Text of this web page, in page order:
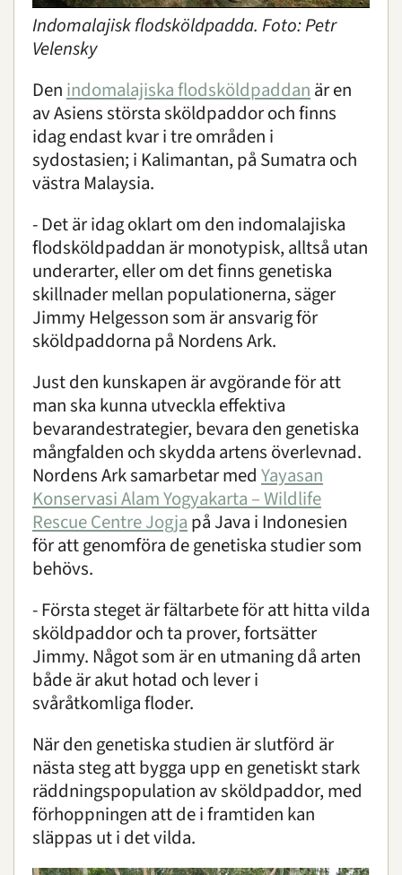
Indomalajisk flodsköldpadda. Foto: Petr
Velensky
Den indomalajiska flodsköldpaddan är en
av Asiens största sköldpaddor och finns
idag endast kvar i tre områden i
sydostasien; i Kalimantan, på Sumatra och
västra Malaysia.
- Det är idag oklart om den indomalajiska
flodsköldpaddan är monotypisk, alltså utan
underarter, eller om det finns genetiska
skillnader mellan populationerna, säger
Jimmy Helgesson som är ansvarig för
sköldpaddorna på Nordens Ark.
Just den kunskapen är avgörande för att
man ska kunna utveckla effektiva
bevarandestrategier, bevara den genetiska
mångfalden och skydda artens överlevnad.
Nordens Ark samarbetar med Yayasan
Konservasi Alam Yogyakarta – Wildlife
Rescue Centre Jogja på Java i Indonesien
för att genomföra de genetiska studier som
behövs.
- Första steget är fältarbete för att hitta vilda
sköldpaddor och ta prover, fortsätter
Jimmy. Något som är en utmaning då arten
både är akut hotad och lever i
svåråtkomliga floder.
När den genetiska studien är slutförd är
nästa steg att bygga upp en genetiskt stark
räddningspopulation av sköldpaddor, med
förhoppningen att de i framtiden kan
släppas ut i det vilda.